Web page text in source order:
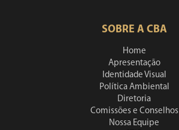
SOBRE A CBA
Home
Apresentação
Identidade Visual
Política Ambiental
Diretoria
Comissões e Conselhos
Nossa Equipe